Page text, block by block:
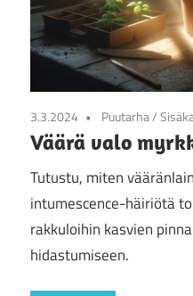
3.3.2024 Puutarha/
Väärä valo
Tutustu, miten
intumescence-häiriötä
rakkuloihin kasvien
hidastumiseen.